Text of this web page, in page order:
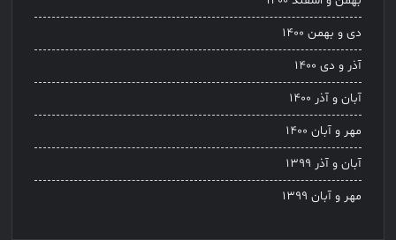
دی و بهمن ۱۴۰۰
آذر و دی ۱۴۰۰
آبان و آذر ۱۴۰۰
مهر و آبان ۱۴۰۰
آبان و آذر ۱۳۹۹
مهر و آبان ۱۳۹۹